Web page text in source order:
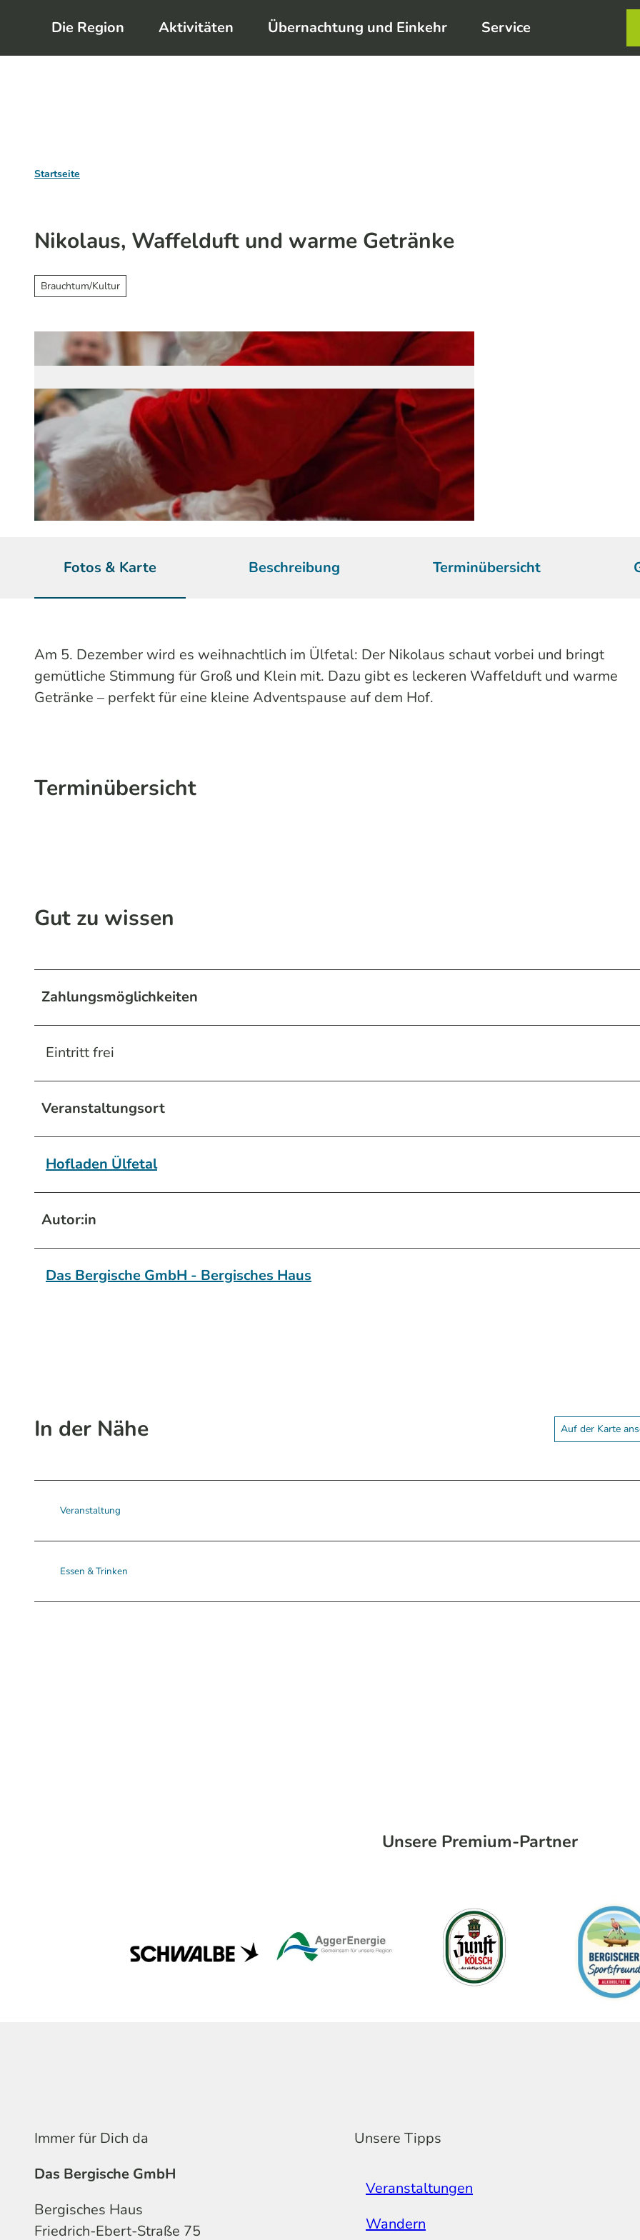
m
Die Region Aktivitäten Übernachtung und Einkehr Service
Startseite
Nikolaus, Waffelduft und warme Getränke
Brauchtum/Kultur
Fotos & Karte Beschreibung Terminübersicht
Am 5. Dezember wird es weihnachtlich im Ülfetal: Der Nikolaus schaut vorbei und bringt
gemütliche Stimmung für Groß und Klein mit. Dazu gibt es leckeren Waffelduft und warme
Getränke – perfekt für eine kleine Adventspause auf dem Hof.
Terminübersicht
Gut zu wissen
Zahlungsmöglichkeiten
Eintritt frei
Veranstaltungsort
Hofladen Ülfetal
Autor:in
Das Bergische GmbH - Bergisches Haus
In der Nähe Auf der Karte
Veranstaltung
Essen & Trinken
Unsere Premium-Partner
Immer für Dich da
Das Bergische GmbH
Bergisches Haus
Friedrich-Ebert-Straße 75
Unsere Tipps
Veranstaltungen
Wandern